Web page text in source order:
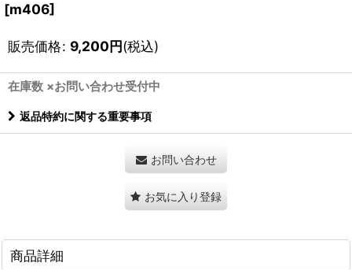
[m406]
販売価格: 9,200円(税込)
在庫数 ×お問い合わせ受付中
返品特約に関する重要事項
お問い合わせ
お気に入り登録
商品詳細